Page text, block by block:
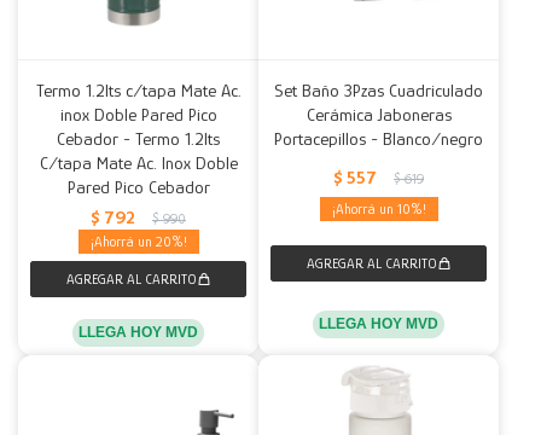
Termo 1.2lts c/tapa Mate Ac.
inox Doble Pared Pico
Cebador - Termo 1.2lts
C/tapa Mate Ac. Inox Doble
Pared Pico Cebador
$ 792 $ 990
20
LLEGA HOY MVD
Set Baño 3Pzas Cuadriculado
Cerámica Jaboneras
Portacepillos - Blanco/negro
$ 557 $ 619
10
LLEGA HOY MVD